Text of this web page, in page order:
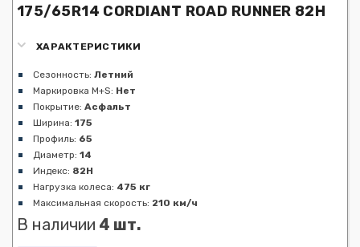
175/65R14 CORDIANT ROAD RUNNER 82H
ХАРАКТЕРИСТИКИ
Сезонность: Летний
Маркировка M+S: Нет
Покрытие: Асфальт
Ширина: 175
Профиль: 65
Диаметр: 14
Индекс: 82H
Нагрузка колеса: 475 кг
Максимальная скорость: 210 км/ч
В наличии 4 шт.